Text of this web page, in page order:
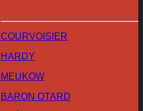
COURVOISIER
HARDY
MEUKOW
BARON OTARD